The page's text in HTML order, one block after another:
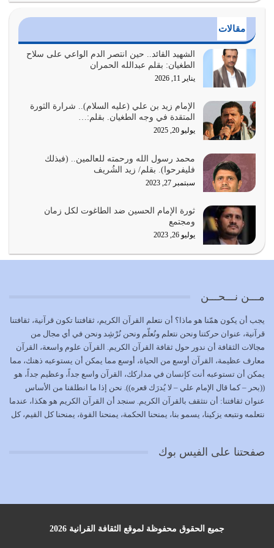
الدين الذي شرعه الله لا يجوز أن يخضع لآرائنا وأهوائنا
واجتهاداتنا لأننا سنختلف ونتفرق
يوليو 24, 2026
أمة عاجزة عن النهوض…
يوليو 23, 2026
بحبل الله جميعاً وليس كل…
يوليو 22, 2026
يشاء ويذل من يشاء
يوليو 21, 2026
{إِنَّ الدِّينَ عِنْدَ اللَّهِ الْإسْلامُ} الدين الذي شرعه الله للناس في
تتحقق الحقوق للجميع
يوليو 18, 2026
بعض صفات المتقين {الصَّابِرِينَ وَالصَّادِقِينَ وَالْقَانِتِينَ
وَالْمُنْفِقِينَ…
يوليو 17, 2026
الاعتصام بحبل الله أمر إلهي للمؤمنين وهو بمثابة سبب بينهم
يوليو 16, 2026
مقالات
الشهيد القائد.. حين انتصر الدم الواعي على سلاح
الطغيان: بقلم عبدالله الحمران
يناير 11, 2026
الإمام زيد بن علي (عليه السلام).. شرارة الثورة
المتقدة في وجه الطغيان. بقلم:…
يوليو 20, 2025
محمد رسول الله ورحمته للعالمين.. (فبذلك
فليفرحوا). بقلم/ زيد الشُريف
سبتمبر 27, 2023
ثورة الإمام الحسين ضد الطاغوت لكل زمان
ومجتمع
يوليو 26, 2023
مـــن نـــحـــن
يجب أن يكون همّنا هو ماذا؟ أن نتعلم القرآن الكريم، ثقافتنا تكون قرآنية، ثقافتنا
قرآنية، عنوان حركتنا ونحن نتعلم ونُعلّم ونحن نُرْشِد ونحن في أي مجال من
مجالات الثقافة أن ندور حول ثقافة القرآن الكريم. القرآن علوم واسعة، القرآن
معارف عظيمة، القرآن أوسع من الحياة، أوسع مما يمكن أن يستوعبه ذهنك، مما
يمكن أن تستوعبه أنت كإنسان في مداركك، القرآن واسع جداً، وعظيم جداً، هو
((بحر – كما قال الإمام علي – لا يُدرَك قعره)). نحن إذا ما انطلقنا من الأساس
عنوان ثقافتنا: أن نتثقف بالقرآن الكريم. سنجد أن القرآن الكريم هو هكذا، عندما
نتعلمه ونتبعه يزكينا، يسمو بنا، يمنحنا الحكمة، يمنحنا القوة، يمنحنا كل القيم، كل
بمستوى أن نثقف الآخرين بالقرآن الكريم، وأن نتثقف بثقافة القرآن الكريم
رصات من الكتب، رصّات من الكتب في الحديث في التفسير في الفقه في فنون
أخرى، لكن كم تجد داخلها من ضلال، كم تجد أنها تنسف الإنسان أنه حتى لا يبقى
صفحتنا على الفيس بوك
جميع الحقوق محفوظة لموقع الثقافة القرانية 2026